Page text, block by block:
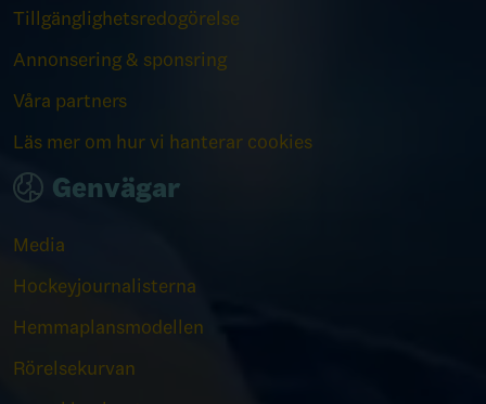
Tillgänglighetsredogörelse
Annonsering & sponsring
Våra partners
Läs mer om hur vi hanterar cookies
Genvägar
Media
Hockeyjournalisterna
Hemmaplansmodellen
Rörelsekurvan